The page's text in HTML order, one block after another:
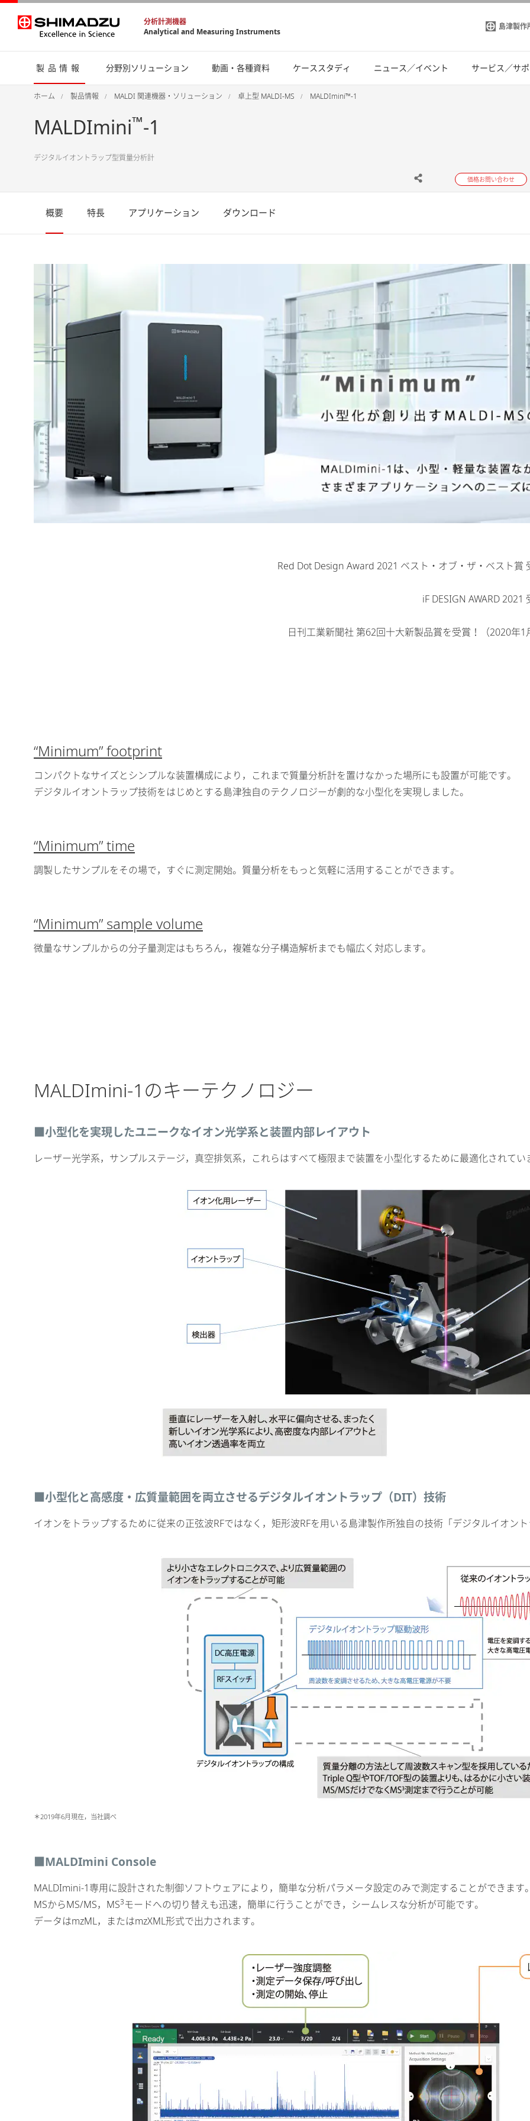
分析計測機器
Analytical and Measuring Instruments
島津製作
製品情報 分野別ソリューション 動画・各種資料 ケーススタディ ニュース／イベント サービス／サ
ホーム 製品情報 MALDI 関連機器・ソリューション 卓上型 MALDI-MS MALDImini™-1
MALDImini™-1
デジタルイオントラップ型質量分析計
価格お問い合わせ
概要 特長 アプリケーション ダウンロード
Red Dot Design Award 2021 ベスト・オブ・ザ・ベスト
iF DESIGN AWARD
日刊工業新聞社 第62回十大新製品賞を受賞！（2020
“Minimum” footprint
コンパクトなサイズとシンプルな装置構成により，これまで質量分析計を置けなかった場所にも設置が可能です。
デジタルイオントラップ技術をはじめとする島津独自のテクノロジーが劇的な小型化を実現しました。
“Minimum” time
調製したサンプルをその場で，すぐに測定開始。質量分析をもっと気軽に活用することができます。
“Minimum” sample volume
微量なサンプルからの分子量測定はもちろん，複雑な分子構造解析までも幅広く対応します。
MALDImini-1のキーテクノロジー
■小型化を実現したユニークなイオン光学系と装置内部レイアウト
レーザー光学系，サンプルステージ，真空排気系，これらはすべて極限まで装置を小型化するために最適化されてい
■小型化と高感度・広質量範囲を両立させるデジタルイオントラップ（DIT）技術
イオンをトラップするために従来の正弦波RFではなく，矩形波RFを用いる島津製作所独自の技術「デジタルイオン
＊2019年6月現在，当社調べ
■MALDImini Console
MALDImini-1専用に設計された制御ソフトウェアにより，簡単な分析パラメータ設定のみで測定することができます
MSからMS/MS，MS3モードへの切り替えも迅速，簡単に行うことができ，シームレスな分析が可能です。
データはmzML，またはmzXML形式で出力されます。